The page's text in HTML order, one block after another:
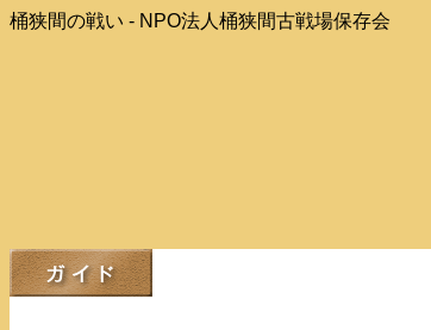
桶狭間の戦い - NPO法人桶狭間古戦場保存会